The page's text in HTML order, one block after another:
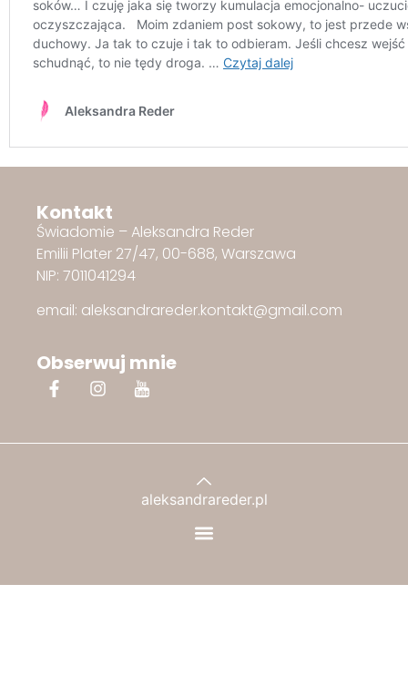
Kontakt
Świadomie – Aleksandra Reder
Emilii Plater 27/47, 00-688, Warszawa
NIP: 7011041294
email: aleksandrareder.kontakt@gmail.com
Obserwuj mnie
aleksandrareder.pl